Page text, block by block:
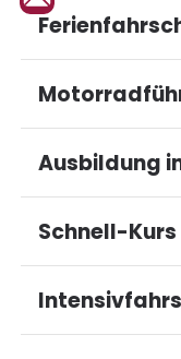
Emmerich am
Kleve
Rees
Emmerich am
Kleve
Rees
Ausbildung
Emmerich
Schnell-Kurs
Emmerich